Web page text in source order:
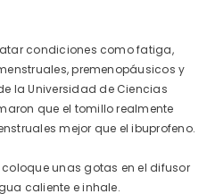
condiciones como fatiga,
premenopáusicos y
la Universidad de Ciencias
que el tomillo realmente
mejor que el ibuprofeno.
unas gotas en el difusor
caliente e inhale.